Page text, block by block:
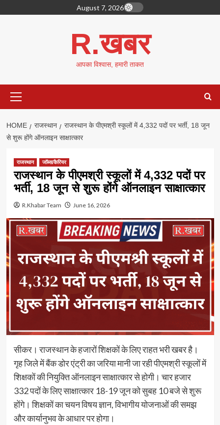
to
August 7, 2026
R.खबर
आपका विश्वास, हमारी ताकत
Menu
HOME राजस्थान
राजस्थान के पीएमश्री स्कूलों में 4,332 पदों पर भर्ती, 18 जून
से शुरू होंगे ऑनलाइन साक्षात्कार
राजस्थान जॉब्स/कैरियर
राजस्थान के पीएमश्री स्कूलों में 4,332 पदों पर
भर्ती, 18 जून से शुरू होंगे ऑनलाइन साक्षात्कार
R.Khabar Team June 16, 2026
सीकर। राजस्थान के हजारों शिक्षकों के लिए राहत भरी खबर है।
गृह जिले में बैंक डोर एंट्री का जरिया मानी जा रही पीएमश्री स्कूलों में
शिक्षकों की नियुक्ति ऑनलाइन साक्षात्कार से होगी। चार हजार
332 पदों के लिए साक्षात्कार 18-19 जून को सुबह 10 बजे से शुरू
होंगे। शिक्षकों का चयन विषय ज्ञान, विभागीय योजनाओं की समझ
और कार्यानुभव के आधार पर होगा।